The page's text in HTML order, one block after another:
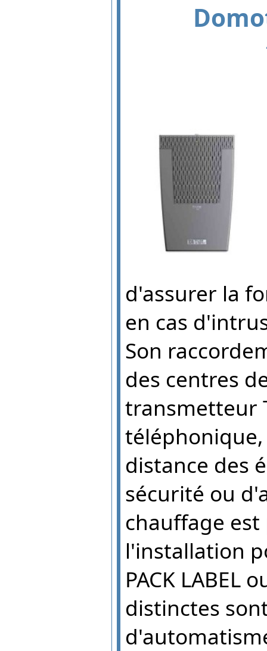
d'assurer la
en cas
Son
des centres
transmetteur
distance des
sécurité ou
chauffage
l'installation
PACK LABEL
distinctes